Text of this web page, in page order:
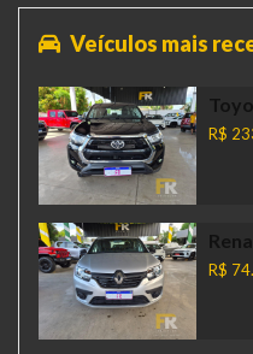
Veículos mais
R$
R$